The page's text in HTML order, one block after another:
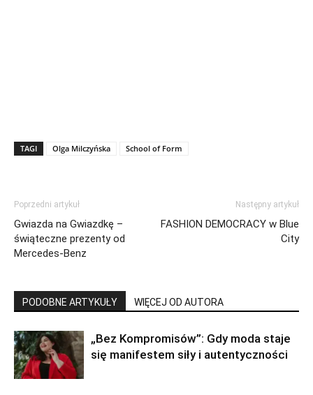
TAGI Olga Milczyńska School of Form
Poprzedni artykuł
Gwiazda na Gwiazdkę –
świąteczne prezenty od
Mercedes-Benz
Następny artykuł
FASHION DEMOCRACY w Blue
City
PODOBNE ARTYKUŁY WIĘCEJ OD AUTORA
„Bez Kompromisów”: Gdy moda staje
się manifestem siły i autentyczności